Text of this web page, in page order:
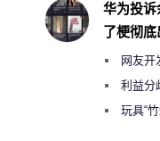
华为投诉
了梗彻底
网友开
绕梁”利益分
曾将华为
玩具“